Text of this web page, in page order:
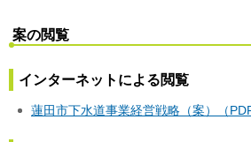
案の閲覧
インターネットによる閲覧
蓮田市下水道事業経営戦略（案）（